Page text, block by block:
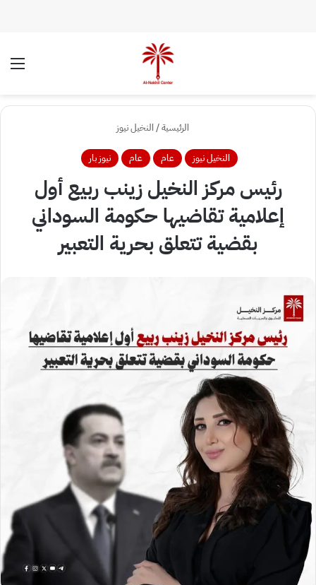
الرئيسية/ النخيل نيوز
النخيل نيوز عام عام نيوز بار
رئيس مركز النخيل زينب ربيع أول
إعلامية تقاضيها حكومة السوداني
بقضية تتعلق بحرية التعبير